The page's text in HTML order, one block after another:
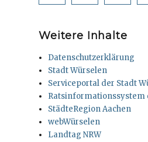
Weitere Inhalte
Datenschutzerklärung
Stadt Würselen
Serviceportal der Stadt
Ratsinformationssystem
StädteRegion Aachen
webWürselen
Landtag NRW